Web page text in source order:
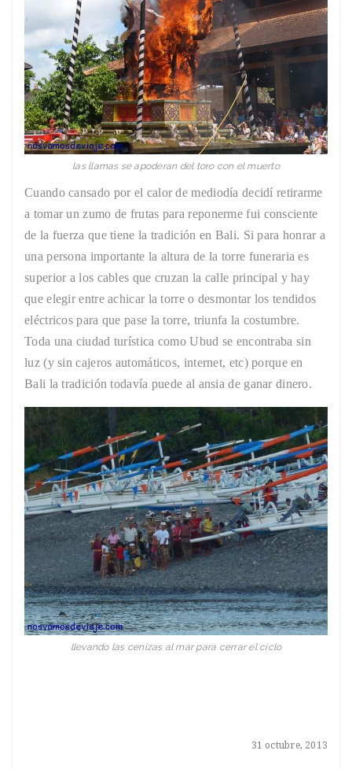
31 octubre, 2013
las llamas se apoderan del toro con el muerto
Cuando cansado por el calor de mediodía decidí retirarme
a tomar un zumo de frutas para reponerme fui consciente
de la fuerza que tiene la tradición en Bali. Si para honrar a
una persona importante la altura de la torre funeraria es
superior a los cables que cruzan la calle principal y hay
que elegir entre achicar la torre o desmontar los tendidos
eléctricos para que pase la torre, triunfa la costumbre.
Toda una ciudad turística como Ubud se encontraba sin
luz (y sin cajeros automáticos, internet, etc) porque en
Bali la tradición todavía puede al ansia de ganar dinero.
llevando las cenizas al mar para cerrar el ciclo